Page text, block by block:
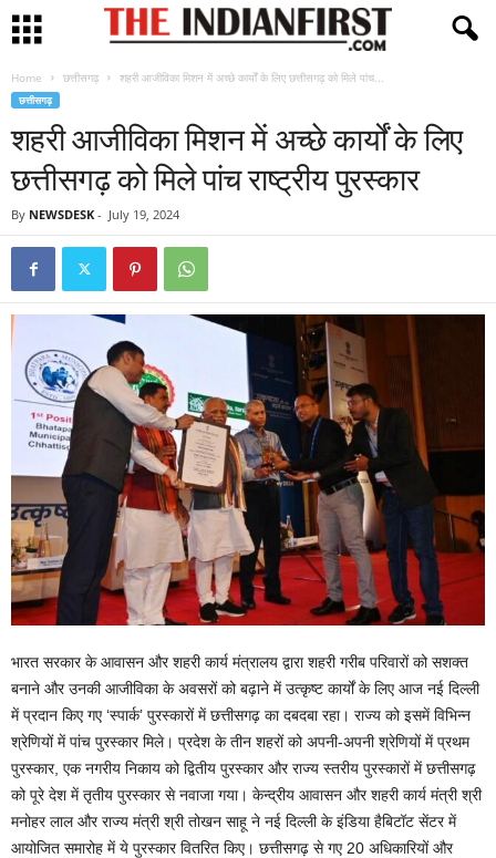
Home छत्तीसगढ़ शहरी आजीविका मिशन में अच्छे कार्यों के लिए छत्तीसगढ़ को मिले पांच...
छत्तीसगढ़
शहरी आजीविका मिशन में अच्छे कार्यों के लिए
छत्तीसगढ़ को मिले पांच राष्ट्रीय पुरस्कार
By NEWSDESK - July 19, 2024
भारत सरकार के आवासन और शहरी कार्य मंत्रालय द्वारा शहरी गरीब परिवारों को सशक्त
बनाने और उनकी आजीविका के अवसरों को बढ़ाने में उत्कृष्ट कार्यों के लिए आज नई दिल्ली
में प्रदान किए गए ‘स्पार्क’ पुरस्कारों में छत्तीसगढ़ का दबदबा रहा। राज्य को इसमें विभिन्न
श्रेणियों में पांच पुरस्कार मिले। प्रदेश के तीन शहरों को अपनी-अपनी श्रेणियों में प्रथम
पुरस्कार, एक नगरीय निकाय को द्वितीय पुरस्कार और राज्य स्तरीय पुरस्कारों में छत्तीसगढ़
को पूरे देश में तृतीय पुरस्कार से नवाजा गया। केन्द्रीय आवासन और शहरी कार्य मंत्री श्री
मनोहर लाल और राज्य मंत्री श्री तोखन साहू ने नई दिल्ली के इंडिया हैबिटॉट सेंटर में
आयोजित समारोह में ये पुरस्कार वितरित किए। छत्तीसगढ़ से गए 20 अधिकारियों और